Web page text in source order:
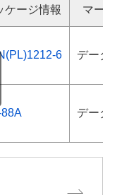
ケージ情報 マー
6 データ
データ